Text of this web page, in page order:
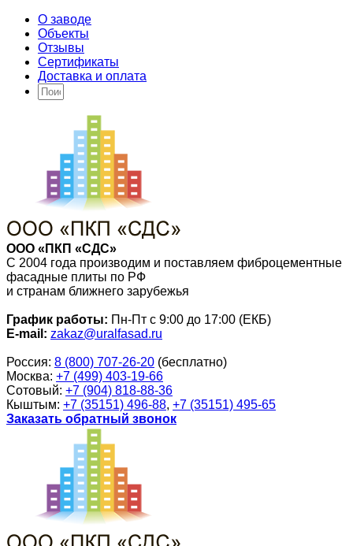
О заводе
Объекты
Отзывы
Сертификаты
Доставка и оплата
ООО «ПКП «СДС»
С 2004 года производим и поставляем фиброцементные
фасадные плиты по РФ
и странам ближнего зарубежья
График работы: Пн-Пт с 9:00 до 17:00 (ЕКБ)
E-mail: zakaz@uralfasad.ru
Россия: 8 (800) 707-26-20 (бесплатно)
Москва: +7 (499) 403-19-66
Сотовый: +7 (904) 818-88-36
Кыштым: +7 (35151) 496-88, +7 (35151) 495-65
Заказать обратный звонок